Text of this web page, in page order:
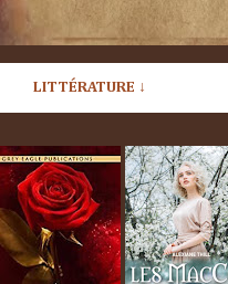
LITTÉRATURE ↓